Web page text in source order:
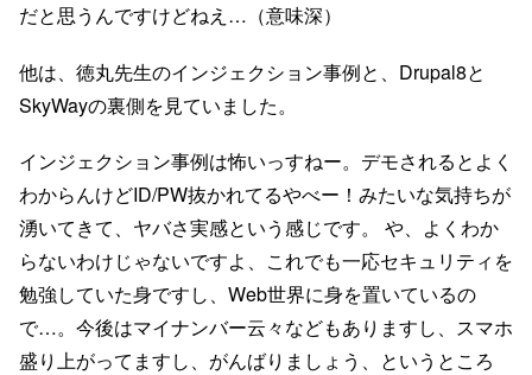
だと思うんですけどねえ…（意味深）
他は、徳丸先生のインジェクション事例と、Drupal8と
SkyWayの裏側を見ていました。
インジェクション事例は怖いっすねー。デモされるとよく
わからんけどID/PW抜かれてるやべー！みたいな気持ちが
湧いてきて、ヤバさ実感という感じです。 や、よくわか
らないわけじゃないですよ、これでも一応セキュリティを
勉強していた身ですし、Web世界に身を置いているの
で…。今後はマイナンバー云々などもありますし、スマホ
盛り上がってますし、がんばりましょう、というところ